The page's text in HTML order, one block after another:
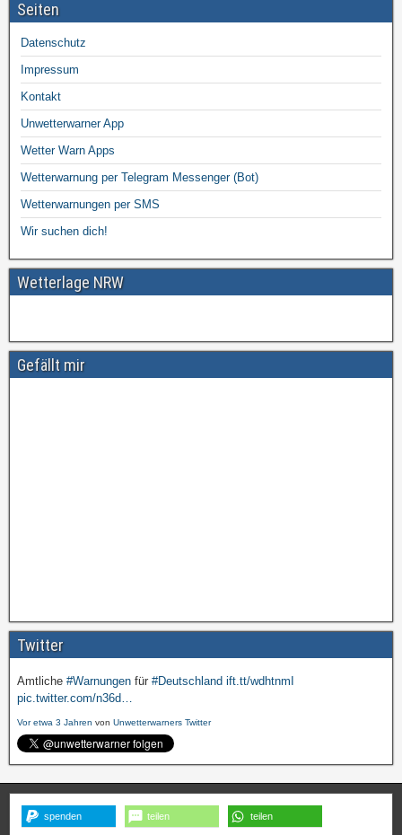
Seiten
Datenschutz
Impressum
Kontakt
Unwetterwarner App
Wetter Warn Apps
Wetterwarnung per Telegram Messenger (Bot)
Wetterwarnungen per SMS
Wir suchen dich!
Wetterlage NRW
Gefällt mir
Twitter
Amtliche #Warnungen für #Deutschland ift.tt/wdhtnmI
pic.twitter.com/n36d…
Vor etwa 3 Jahren Unwetterwarners Twitter
spenden teilen teilen